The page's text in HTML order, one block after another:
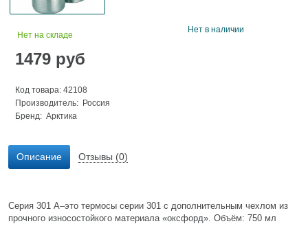
Нет на складе
1479 руб
Код товара: 42108
Производитель: Россия
Бренд: Арктика
Нет в наличии
Описание Отзывы (0)
Серия 301 А–это термосы серии 301 с дополнительным чехлом из
прочного износостойкого материала «оксфорд». Объём: 750 мл